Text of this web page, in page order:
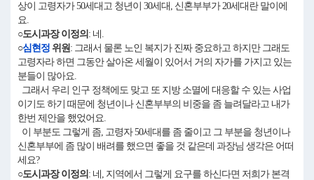
상이 고령자가 50세대고 청년이 30세대, 신혼부부가 20세대란 말이에
요.
○도시과장 이정의 : 네.
○심현정 위원: 그래서 물론 노인 복지가 진짜 중요하고 하지만 그래도
고령자라 하면 그동안 살아온 세월이 있어서 거의 자가를 가지고 있는
분들이 많아요.
그래서 우리 인구 정책에도 맞고 또 지방 소멸에 대응할 수 있는 사업
이기도 하기 때문에 청년이나 신혼부부의 비중을 좀 늘려달라고 내가
한번 제안을 했었어요.
이 부분도 그렇게 좀, 고령자 50세대를 좀 줄이고 그 부분을 청년이나
신혼부부에 좀 많이 배려를 했으면 좋을 것 같은데 과장님 생각은 어떠
세요?
○도시과장 이정의 : 네, 지역에서 그렇게 요구를 하신다면 저희가 본격